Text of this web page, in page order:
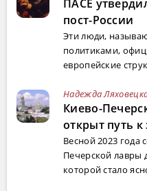
ПАСЕ
пост-России
Эти люди,
политиками,
европейские
Надежда
Киево-
открыт путь к
Весной 2023 года
Печерской лавры
которой стало